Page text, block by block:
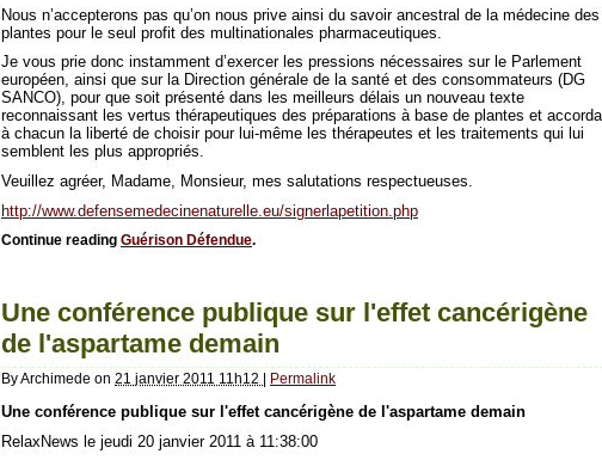
Nous n’accepterons pas qu’on nous prive ainsi du savoir ancestral de la médecine des
plantes pour le seul profit des multinationales pharmaceutiques.
Je vous prie donc instamment d’exercer les pressions nécessaires sur le Parlement
européen, ainsi que sur la Direction générale de la santé et des consommateurs (DG
SANCO), pour que soit présenté dans les meilleurs délais un nouveau texte
reconnaissant les vertus thérapeutiques des préparations à base de plantes et
à chacun la liberté de choisir pour lui-même les thérapeutes et les traitements qui lui
semblent les plus appropriés.
Veuillez agréer, Madame, Monsieur, mes salutations respectueuses.
http://www.defensemedecinenaturelle.eu/signerlapetition.php
Continue reading Guérison Défendue.
Une conférence publique sur l'effet cancérigène
de l'aspartame demain
ByArchimede on 21 janvier 2011 11h12 | Permalink
Une conférence publique sur l'effet cancérigène de l'aspartame demain
RelaxNews le jeudi 20 janvier 2011 à 11:38:00